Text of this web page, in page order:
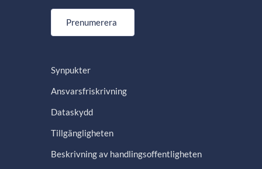
Prenumerera
Synpukter
Ansvarsfriskrivning
Dataskydd
Tillgängligheten
Beskrivning av handlingsoffentligheten